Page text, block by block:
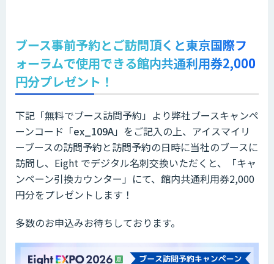
ブース事前予約とご訪問頂くと東京国際フ
ォーラムで使用できる館内共通利用券2,000
円分プレゼント！
下記「無料でブース訪問予約」より弊社ブースキャンペ
ーンコード「ex_109A」をご記入の上、アイスマイリ
ーブースの訪問予約と訪問予約の日時に当社のブースに
訪問し、Eight でデジタル名刺交換いただくと、「キャ
ンペーン引換カウンター」にて、館内共通利用券2,000
円分をプレゼントします！
多数のお申込みお待ちしております。